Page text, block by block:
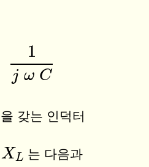
1
j ω C
1jωC
을 갖는 인덕터
XL
XL 는 다음과